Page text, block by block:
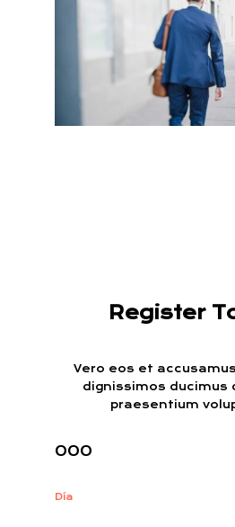
Register
Vero eos et
dignissimos ducimus
praesentium
000
Día